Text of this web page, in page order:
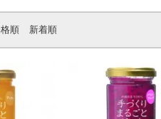
順 新着順